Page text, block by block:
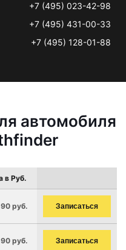
+7 (495) 023-42-98
+7 (495) 431-00-33
+7 (495) 128-01-88
автомобиля
в Руб.
руб. Записаться
руб. Записаться